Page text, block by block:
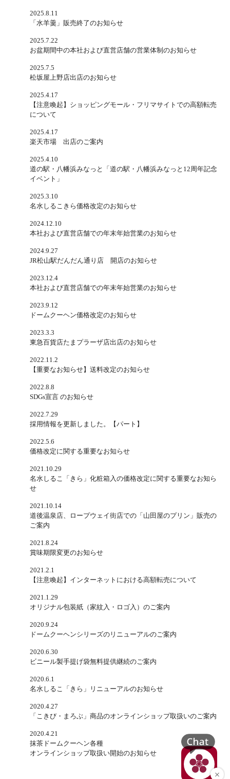
2025.8.11
「水羊羹」販売終了のお知らせ
2025.7.22
お盆期間中の本社および直営店舗の営業体制のお知らせ
2025.7.5
松坂屋上野店出店のお知らせ
2025.4.17
【注意喚起】ショッピングモール・フリマサイトでの高額転売
について
2025.4.17
楽天市場 出店のご案内
2025.4.10
道の駅・八幡浜みなっと「道の駅・八幡浜みなっと12周年記念
イベント」
2025.3.10
名水しるこきら価格改定のお知らせ
2024.12.10
本社および直営店舗での年末年始営業のお知らせ
2024.9.27
JR松山駅だんだん通り店 開店のお知らせ
2023.12.4
本社および直営店舗での年末年始営業のお知らせ
2023.9.12
ドームクーヘン価格改定のお知らせ
2023.3.3
東急百貨店たまプラーザ店出店のお知らせ
2022.11.2
【重要なお知らせ】送料改定のお知らせ
2022.8.8
SDGs宣言 のお知らせ
2022.7.29
採用情報を更新しました。【パート】
2022.5.6
価格改定に関する重要なお知らせ
2021.10.29
名水しるこ「きら」化粧箱入の価格改定に関する重要なお知ら
せ
2021.10.14
道後温泉店、ロープウェイ街店での「山田屋のプリン」販売の
ご案内
2021.8.24
賞味期限変更のお知らせ
2021.2.1
【注意喚起】インターネットにおける高額転売について
2021.1.29
オリジナル包装紙（家紋入・ロゴ入）のご案内
2020.9.24
ドームクーヘンシリーズのリニューアルのご案内
2020.6.30
ビニール製手提げ袋無料提供継続のご案内
2020.6.1
名水しるこ「きら」リニューアルのお知らせ
2020.4.27
「こきび・まろぶ」商品のオンラインショップ取扱いのご案内
2020.4.21
抹茶ドームクーヘン各種
オンラインショップ取扱い開始のお知らせ